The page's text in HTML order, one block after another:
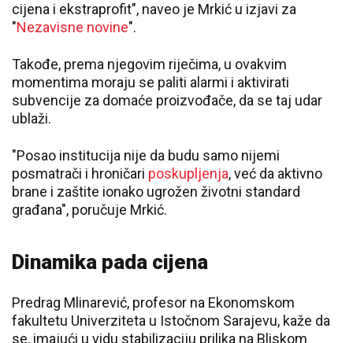
cijena i ekstraprofit", naveo je Mrkić u izjavi za
"Nezavisne novine".
Takođe, prema njegovim riječima, u ovakvim
momentima moraju se paliti alarmi i aktivirati
subvencije za domaće proizvođače, da se taj udar
ublaži.
"Posao institucija nije da budu samo nijemi
posmatrači i hroničari poskupljenja, već da aktivno
brane i zaštite ionako ugrožen životni standard
građana", poručuje Mrkić.
Dinamika pada cijena
Predrag Mlinarević, profesor na Ekonomskom
fakultetu Univerziteta u Istočnom Sarajevu, kaže da
se, imajući u vidu stabilizaciju prilika na Bliskom